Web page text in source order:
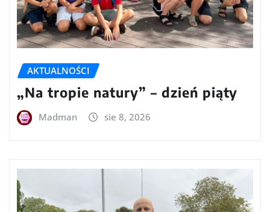
AKTUALNOŚCI
„Na tropie natury” – dzień piąty
Madman sie 8, 2026